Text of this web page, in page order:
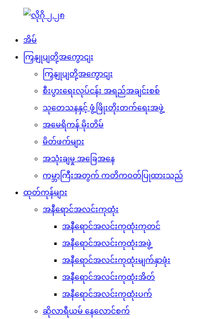
အိမ်
ကြှနျုပျတို့အကွောငျး
ကြှနျုပျတို့အကွောငျး
စီးပွားရေးလုပ်ငန်း အရည်အချင်းစစ်
သုတေသနနှင့် ဖွံ့ဖြိုးတိုးတက်ရေးအဖွဲ့
အမေရိကန် မိုးတိမ်
မိတ်ဖက်များ
အသုံးချမှု အခြေအနေ
ကမ္ဘာကြီးအတွက် ကတိကဝတ်ပြုထားသည်
ထုတ်ကုန်များ
အနီရောင်အလင်းကုထုံး
အနီရောင်အလင်းကုထုံးကုတင်
အနီရောင်အလင်းကုထုံးအဖွဲ့
အနီရောင်အလင်းကုထုံးမျက်နှာဖုံး
အနီရောင်အလင်းကုထုံးအိတ်
အနီရောင်အလင်းကုထုံးပက်
ဆိုလာရီယမ် နေလောင်စက်